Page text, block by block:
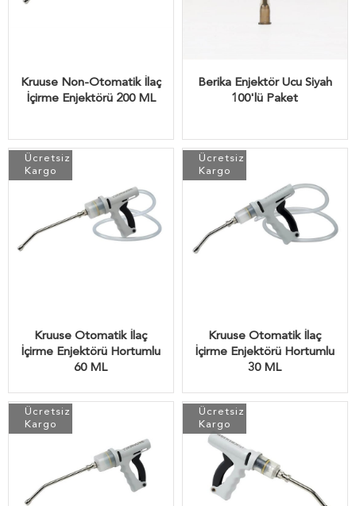
Kruuse Non-Otomatik İlaç
İçirme Enjektörü 200 ML
Berika Enjektör Ucu Siyah
100'lü Paket
Kruuse Otomatik İlaç
İçirme Enjektörü Hortumlu
60 ML
Ücretsiz
Kargo
Kruuse Otomatik İlaç
İçirme Enjektörü Hortumlu
30 ML
Ücretsiz
Kargo
Ücretsiz
Kargo
Ücretsiz
Kargo